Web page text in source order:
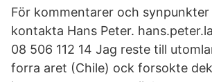
För kommentarer och synpunkter
kontakta Hans Peter.
08 506 112 14 Jag reste till
forra aret (Chile) ock forsokte